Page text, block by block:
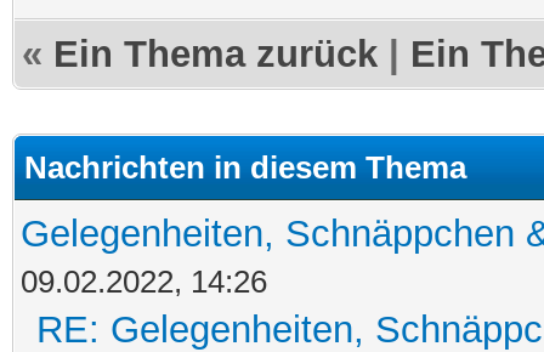
« Ein Thema zurück Ein
Nachrichten in diesem Thema
Gelegenheiten, Schnäppchen
09.02.2022, 14:26
RE: Gelegenheiten,